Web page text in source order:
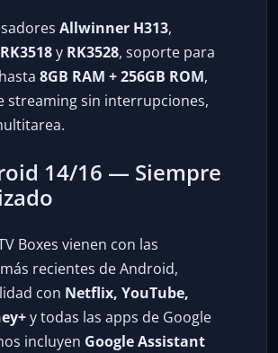
Allwinner H313,
y RK3528, soporte para
8GB RAM + 256GB ROM,
streaming sin interrupciones,
14/16 — Siempre
Boxes vienen con las
recientes de Android,
con Netflix, YouTube,
y todas las apps de Google
incluyen Google Assistant